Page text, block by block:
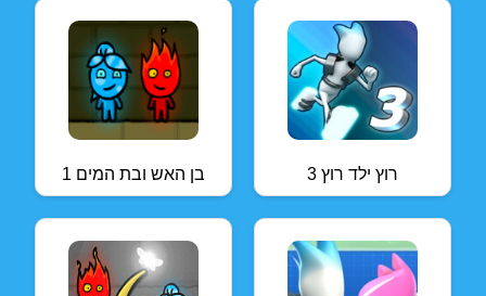
בן האש ובת המים 1 רוץ ילד רוץ 3